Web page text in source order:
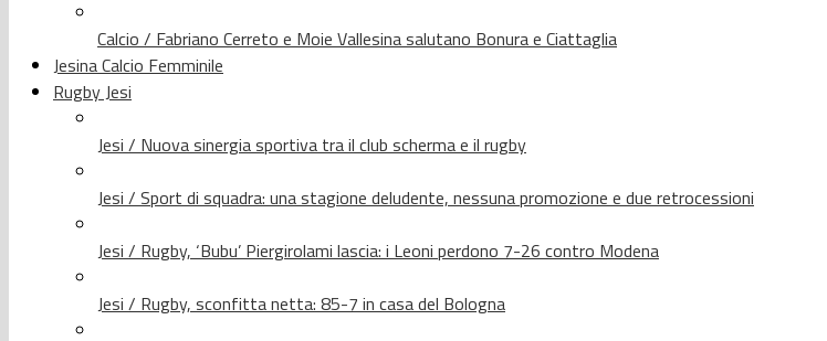
Calcio / Fabriano Cerreto e Moie Vallesina salutano Bonura e Ciattaglia
Jesina Calcio Femminile
Rugby Jesi
Jesi / Nuova sinergia sportiva tra il club scherma e il rugby
Jesi / Sport di squadra: una stagione deludente, nessuna promozione e due retrocessioni
Jesi / Rugby, ‘Bubu’ Piergirolami lascia: i Leoni perdono 7-26 contro Modena
Jesi / Rugby, sconfitta netta: 85-7 in casa del Bologna